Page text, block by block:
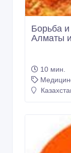
Борьба
Алматы
10 мин.